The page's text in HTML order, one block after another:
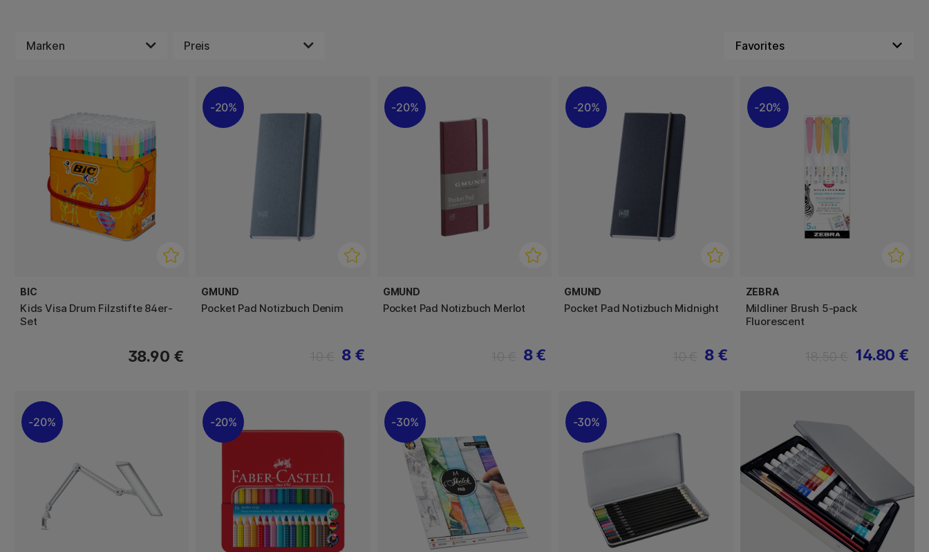
Marken Preis
BIC
Kids Visa Drum Filzstifte 84er-
Set
38.90 €
20%
GMUND
Pocket Pad Notizbuch Denim
8 €
20%
GMUND
Pocket Pad Notizbuch Merlot
8 €
20%
GMUND
Pocket Pad Notizbuch Midnight
8 €
20%
ZEBRA
Mildliner Brush 5-pack
Fluorescent
14.80 €
20% 20% 30% 30%